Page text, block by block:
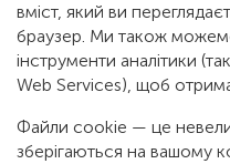
вміст, який ви
браузер. Ми також
інструменти аналітики
Web Services), щоб
Файли cookie — це
зберігаються на вашому